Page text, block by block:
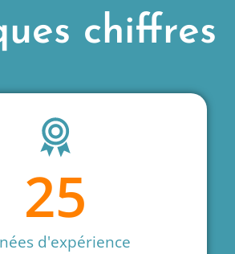
chiffres
d'expérience
25